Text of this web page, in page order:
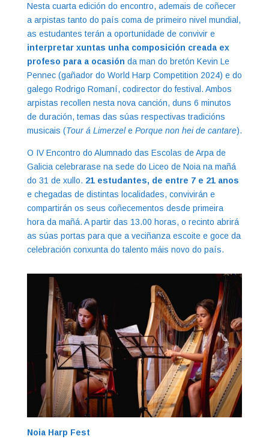
Nesta cuarta edición do encontro, ademais de coñecer
a arpistas tanto do país coma de primeiro nivel mundial,
as estudantes terán a oportunidade de convivir e
interpretar xuntas unha composición creada ex
profeso para a ocasión da man do bretón Kevin Le
Pennec (gañador do World Harp Competition 2024) e do
galego Rodrigo Romaní, codirector do festival. Ambos
arpistas recollen nesta nova canción, duns 6 minutos
de duración, temas das súas respectivas tradicións
musicais (Tour á Limerzele Porque non hei de cantare).
O IV Encontro do Alumnado das Escolas de Arpa de
Galicia celebrarase na sede do Liceo de Noia na mañá
do 31 de xullo. 21 estudantes, de entre 7 e 21 anos
e chegadas de distintas localidades, convivirán e
compartirán os seus coñecementos desde primeira
hora da mañá. A partir das 13.00 horas, o recinto abrirá
as súas portas para que a veciñanza escoite e goce da
celebración conxunta do talento máis novo do país.
Noia Harp Fest